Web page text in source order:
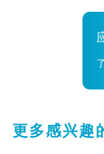
更多感兴趣